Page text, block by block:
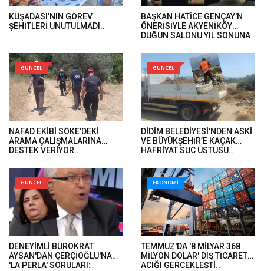
KUŞADASI’NIN GÖREV
ŞEHİTLERİ UNUTULMADI..
BAŞKAN HATİCE GENÇAY'N
ÖNERİSİYLE AKYENİKÖY
DÜĞÜN SALONU YIL SONUNA
GÜNCEL
NAFAD EKİBİ SÖKE'DEKİ
ARAMA ÇALIŞMALARINA
DESTEK VERİYOR..
GÜNCEL
DİDİM BELEDİYESİ’NDEN ASKİ
VE BÜYÜKŞEHİR’E KAÇAK
HAFRİYAT SUÇ ÜSTÜSÜ..
GÜNCEL
DENEYİMLİ BÜROKRAT
AYSAN'DAN ÇERÇİOĞLU'NA
'LA PERLA' SORULARI:
EKONOMİ
TEMMUZ'DA '8 MİLYAR 368
MİLYON DOLAR' DIŞ TİCARET
AÇIĞI GERÇEKLEŞTİ..